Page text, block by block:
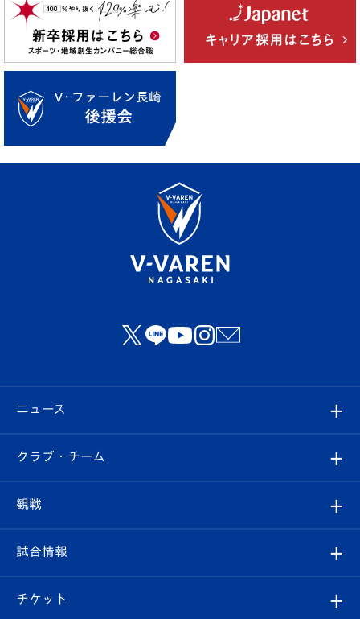
ニュース
すべて
クラブ
試合情報
クラブ・チーム
クラブ概要
観戦
観戦ルール
試合情報
試合日程/結果
チケット